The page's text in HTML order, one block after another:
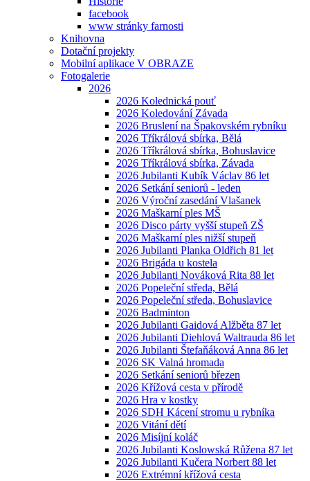
facebook
www stránky farnosti
Knihovna
Dotační projekty
Mobilní aplikace V OBRAZE
Fotogalerie
2026
2026 Kolednická pouť
2026 Koledování Závada
2026 Bruslení na Špakovském rybníku
2026 Tříkrálová sbírka, Bělá
2026 Tříkrálová sbírka, Bohuslavice
2026 Tříkrálová sbírka, Závada
2026 Jubilanti Kubík Václav 86 let
2026 Setkání seniorů - leden
2026 Výroční zasedání Vlašanek
2026 Maškarní ples MŠ
2026 Disco párty vyšší stupeň ZŠ
2026 Maškarní ples nižší stupeň
2026 Jubilanti Planka Oldřich 81 let
2026 Brigáda u kostela
2026 Jubilanti Nováková Rita 88 let
2026 Popeleční středa, Bělá
2026 Popeleční středa, Bohuslavice
2026 Badminton
2026 Jubilanti Gaidová Alžběta 87 let
2026 Jubilanti Diehlová Waltrauda 86 let
2026 Jubilanti Štefaňáková Anna 86 let
2026 SK Valná hromada
2026 Setkání seniorů březen
2026 Křížová cesta v přírodě
2026 Hra v kostky
2026 SDH Kácení stromu u rybníka
2026 Vitání dětí
2026 Misíjní koláč
2026 Jubilanti Koslowská Růžena 87 let
2026 Jubilanti Kučera Norbert 88 let
2026 Extrémní křížová cesta